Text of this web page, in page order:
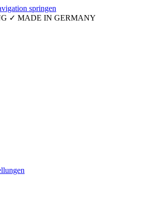
springen
✓ MADE IN GERMANY